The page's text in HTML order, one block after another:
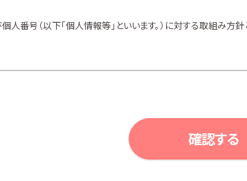
番号（以下「個人情報等」といいます。）に対する取組み方針
る関係諸法令、ガイドライン及び、所属金融商品取引業者の
場合及び法令等により例外として取り扱われる場合を除き、
、キャンペーンの案内、アンケート、各種情報提供を行うため
ァイナンシャルプランニング及びこれらに付帯・関連する商品・
確認する